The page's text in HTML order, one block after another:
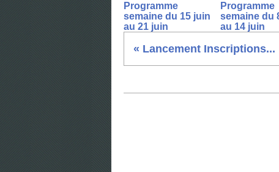
Programme
semaine du 15 juin
au 21 juin
Programme
semaine du
au 14 juin
« Lancement Inscriptions...